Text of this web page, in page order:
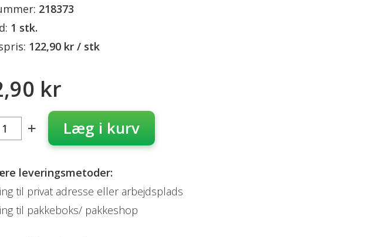
218373
1 stk.
122,90 kr / stk
kr
Læg i kurv
leveringsmetoder:
til privat adresse eller arbejdsplads
til pakkeboks/ pakkeshop